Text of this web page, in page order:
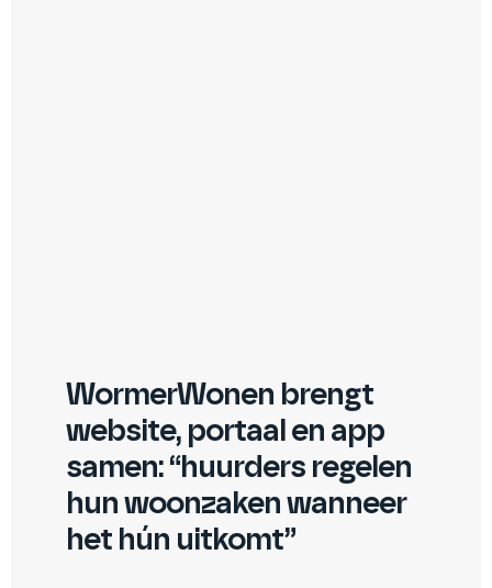
WormerWonen brengt
website, portaal en app
samen: “huurders regelen
hun woonzaken wanneer
het hún uitkomt”